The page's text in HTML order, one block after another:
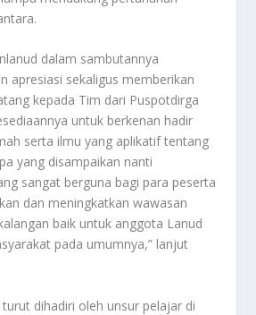
dalam sambutannya
apresiasi sekaligus memberikan
kepada Tim dari Puspotdirga
untuk berkenan hadir
serta ilmu yang aplikatif tentang
yang disampaikan nanti
sangat berguna bagi para peserta
dan meningkatkan wawasan
baik untuk anggota Lanud
pada umumnya,” lanjut
dihadiri oleh unsur pelajar di